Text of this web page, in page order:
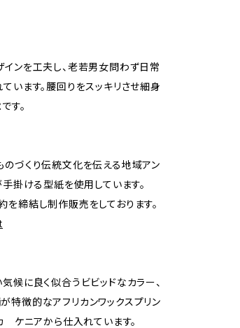
ンを工夫し、老若男女問わず日常
います。腰回りをスッキリさせ細身
す。
づくり伝統文化を伝える地域アン
手掛ける型紙を使用しています。
締結し制作販売をしております。
候に良く似合うビビッドなカラー、
徴的なアフリカンワックスプリン
ケニアから仕入れています。